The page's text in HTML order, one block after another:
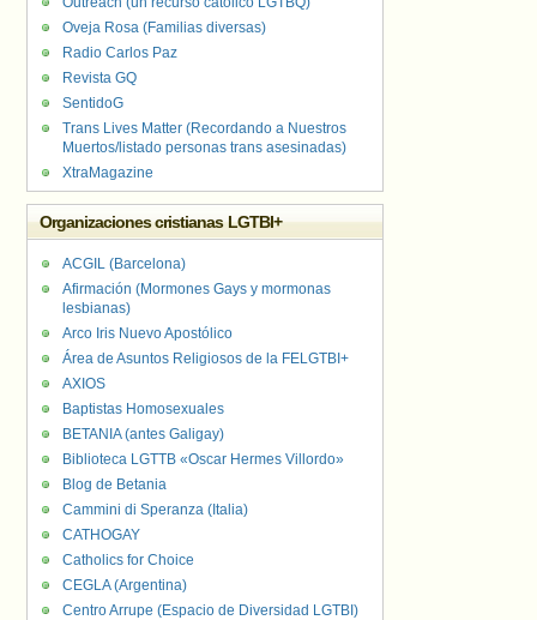
Oveja Rosa (Familias diversas)
Radio Carlos Paz
Revista GQ
SentidoG
Trans Lives Matter (Recordando a Nuestros
Muertos/listado personas trans asesinadas)
XtraMagazine
Organizaciones cristianas LGTBI+
ACGIL (Barcelona)
Afirmación (Mormones Gays y mormonas
lesbianas)
Arco Iris Nuevo Apostólico
Área de Asuntos Religiosos de la FELGTBI+
AXIOS
Baptistas Homosexuales
BETANIA (antes Galigay)
Biblioteca LGTTB «Oscar Hermes Villordo»
Blog de Betania
Cammini di Speranza (Italia)
CATHOGAY
Catholics for Choice
CEGLA (Argentina)
Centro Arrupe (Espacio de Diversidad LGTBI)